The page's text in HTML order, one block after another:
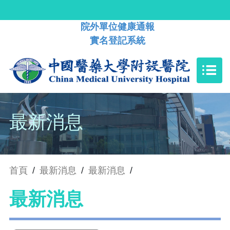
院外單位健康通報
實名登記系統
最新消息
首頁 / 最新消息 / 最新消息 /
最新消息